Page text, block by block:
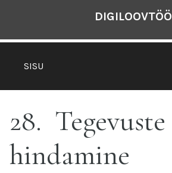
SISU
DIGILOOVTÖÖ
28
Tegevuste
hindamine